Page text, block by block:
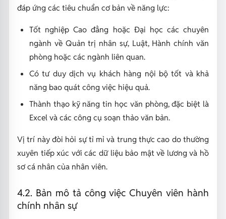
đáp ứng các tiêu chuẩn cơ bản về năng lực:
Tốt nghiệp Cao đẳng hoặc Đại học các chuyên
ngành về Quản trị nhân sự, Luật, Hành chính văn
phòng hoặc các ngành liên quan.
Có tư duy dịch vụ khách hàng nội bộ tốt và khả
năng bao quát công việc hiệu quả.
Thành thạo kỹ năng tin học văn phòng, đặc biệt là
Excel và các công cụ soạn thảo văn bản.
Vị trí này đòi hỏi sự tỉ mỉ và trung thực cao do thường
xuyên tiếp xúc với các dữ liệu bảo mật về lương và hồ
sơ cá nhân của nhân viên.
4.2. Bản mô tả công việc Chuyên viên hành
chính nhân sự